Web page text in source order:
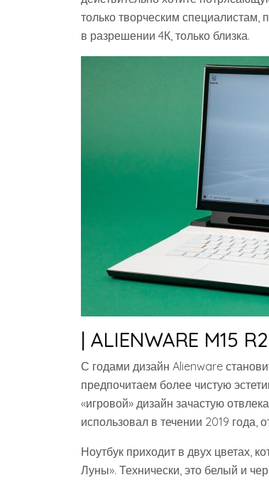
только творческим специалистам,
в разрешении 4К, только близка.
| ALIENWARE M15
С годами дизайн Alienware
предпочитаем более чистую
«игровой» дизайн зачастую
использовал в течении 2019 года,
Ноутбук приходит в двух цветах,
Луны». Технически, это белый и